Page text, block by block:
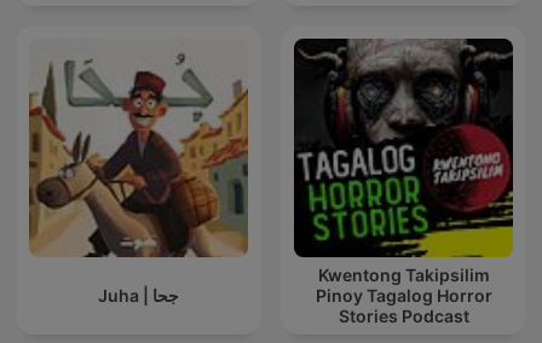
Juha | جحا
Kwentong Takipsilim
Pinoy Tagalog Horror
Stories Podcast